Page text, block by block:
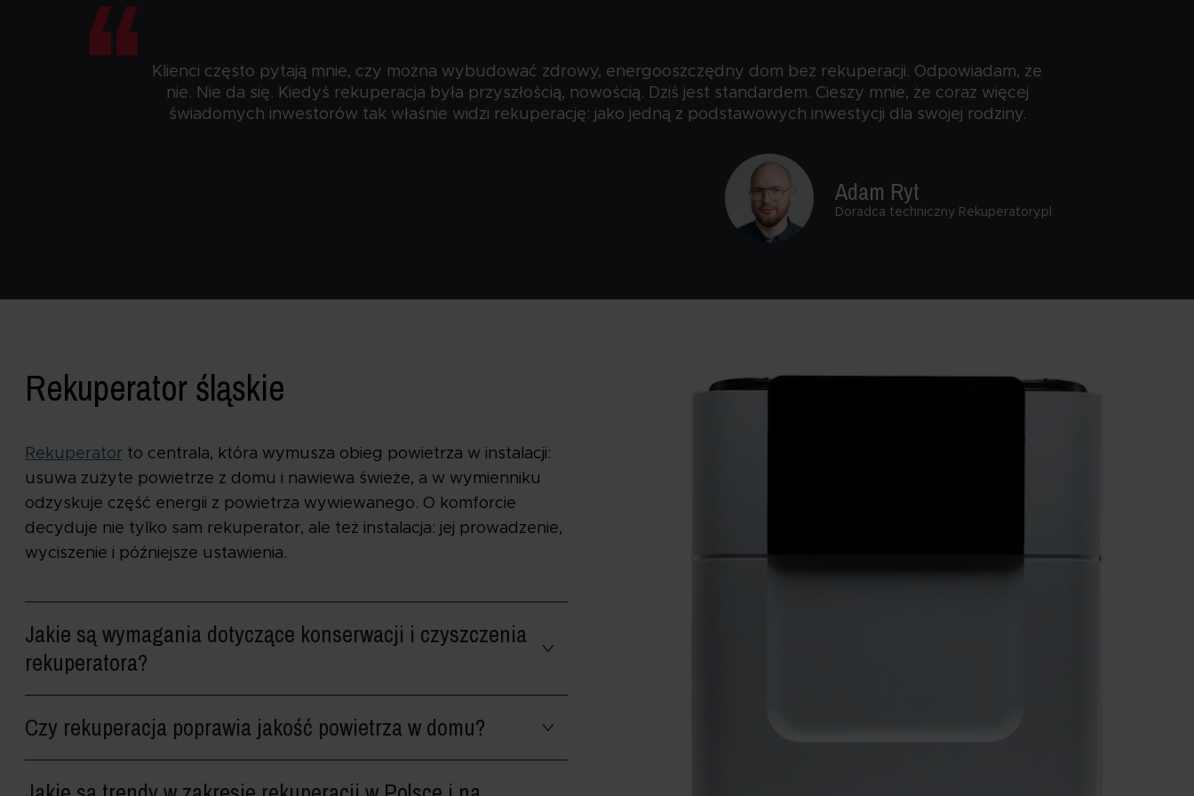
“
Klienci często pytają mnie, czy można wybudować zdrowy, energooszczędny dom bez rekuperacji. Odpowiadam, że
nie. Nie da się. Kiedyś rekuperacja była przyszłością, nowością. Dziś jest standardem. Cieszy mnie, że coraz więcej
świadomych inwestorów tak właśnie widzi rekuperację: jako jedną z podstawowych inwestycji dla swojej rodziny.
Adam Ryt
Doradca techniczny Rekuperatory.pl
Rekuperator śląskie
Rekuperator to centrala, która wymusza obieg powietrza w instalacji:
usuwa zużyte powietrze z domu i nawiewa świeże, a w wymienniku
odzyskuje część energii z powietrza wywiewanego. O komforcie
decyduje nie tylko sam rekuperator, ale też instalacja: jej prowadzenie,
wyciszenie i późniejsze ustawienia.
Jakie są wymagania dotyczące konserwacji i czyszczenia
rekuperatora?
Czy rekuperacja poprawia jakość powietrza w domu?